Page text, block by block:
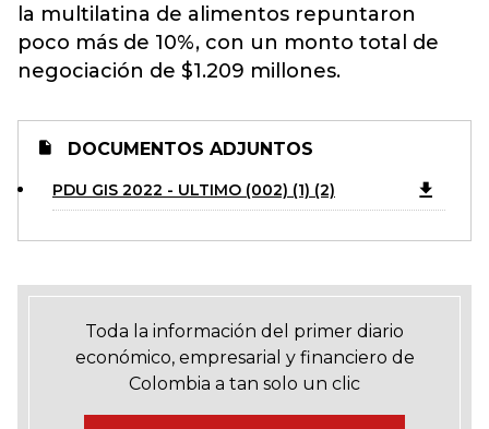
la multilatina de alimentos repuntaron
poco más de 10%, con un monto total de
negociación de $1.209 millones.
DOCUMENTOS ADJUNTOS
PDU GIS 2022 - ULTIMO (002) (1) (2)
Toda la información del primer diario
económico, empresarial y financiero de
Colombia a tan solo un clic